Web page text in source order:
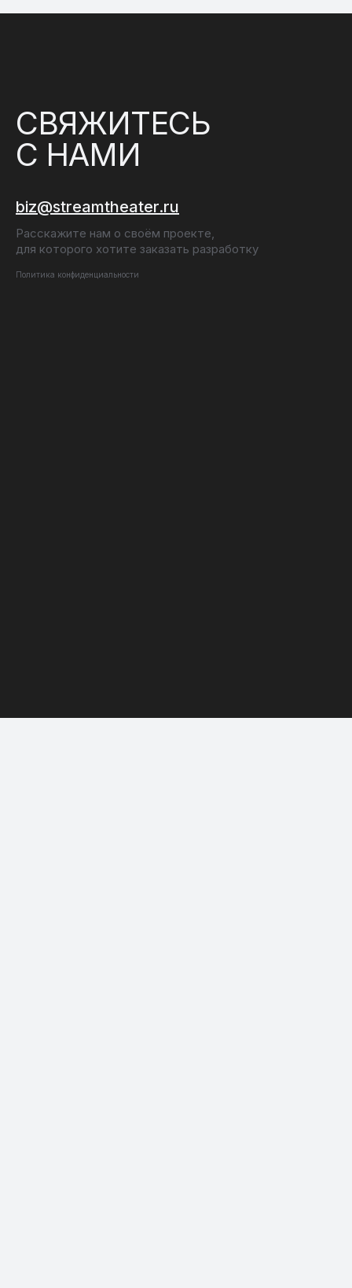
СВЯЖИТЕСЬ
С НАМИ
biz@streamtheater.ru
Расскажите нам о своём проекте,
для которого хотите заказать разработку
Политика конфиденциальности